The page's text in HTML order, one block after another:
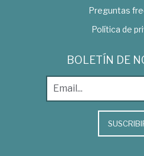
Preguntas
Política de
BOLETÍN DE